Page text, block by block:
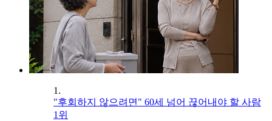
1.
"후회하지 않으려면" 60세 넘어 끊어내야 할 사람
1위